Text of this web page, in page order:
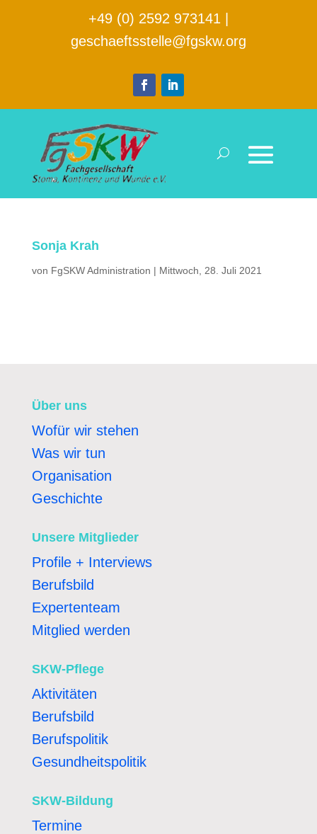
+49 (0) 2592 973141
geschaeftsstelle@fgskw.org
Sonja Krah
von FgSKW Administration | Mittwoch, 28. Juli 2021
Über uns
Wofür wir stehen
Was wir tun
Organisation
Geschichte
Unsere Mitglieder
Profile + Interviews
Berufsbild
Expertenteam
Mitglied werden
SKW-Pflege
Aktivitäten
Berufsbild
Berufspolitik
Gesundheitspolitik
SKW-Bildung
Termine